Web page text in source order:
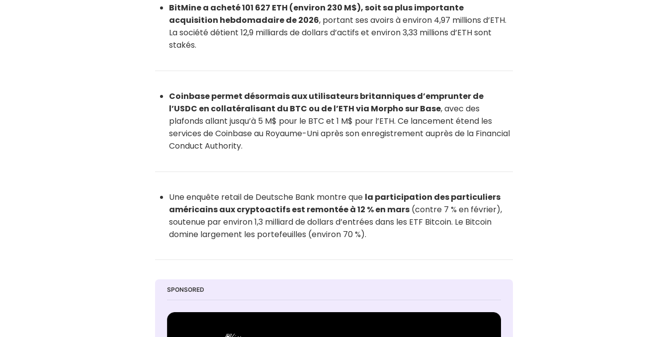
BitMine a acheté 101 627 ETH (environ 230 M$), soit sa plus importante
acquisition hebdomadaire de 2026, portant ses avoirs à environ 4,97 millions d’ETH.
La société détient 12,9 milliards de dollars d’actifs et environ 3,33 millions d’ETH sont
stakés.
Coinbase permet désormais aux utilisateurs britanniques d’emprunter de
l’USDC en collatéralisant du BTC ou de l’ETH via Morpho sur Base, avec des
plafonds allant jusqu’à 5 M$ pour le BTC et 1 M$ pour l’ETH. Ce lancement étend les
services de Coinbase au Royaume-Uni après son enregistrement auprès de la Financial
Conduct Authority.
Une enquête retail de Deutsche Bank montre que la participation des particuliers
américains aux cryptoactifs est remontée à 12 % en mars (contre 7 % en février),
soutenue par environ 1,3 milliard de dollars d’entrées dans les ETF Bitcoin. Le Bitcoin
domine largement les portefeuilles (environ 70 %).
SPONSORED